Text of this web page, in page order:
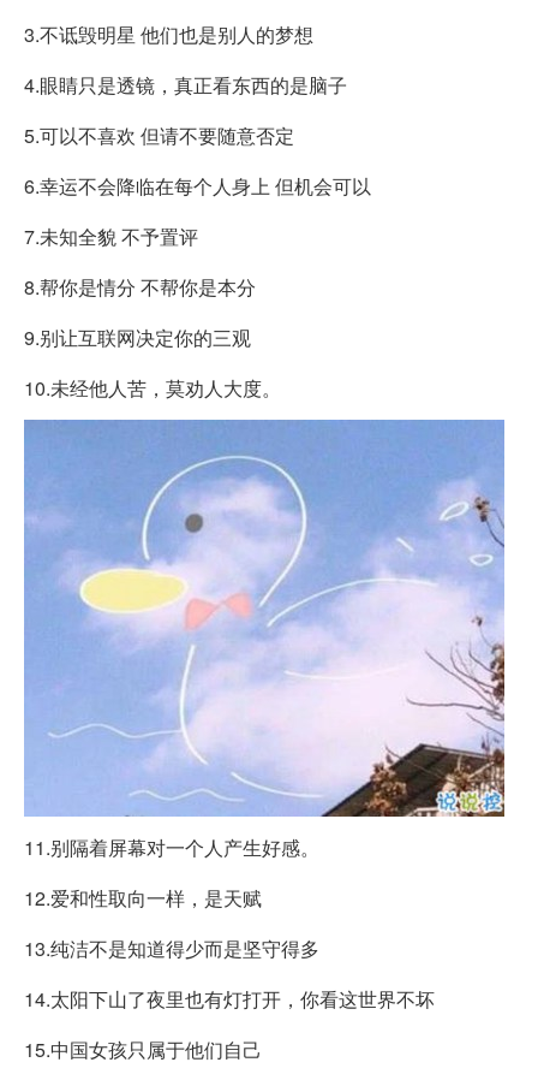
3.不诋毁明星 他们也是别人的梦想
4.眼睛只是透镜，真正看东西的是脑子
5.可以不喜欢 但请不要随意否定
6.幸运不会降临在每个人身上 但机会可以
7.未知全貌 不予置评
8.帮你是情分 不帮你是本分
9.别让互联网决定你的三观
10.未经他人苦，莫劝人大度。
11.别隔着屏幕对一个人产生好感。
12.爱和性取向一样，是天赋
13.纯洁不是知道得少而是坚守得多
14.太阳下山了夜里也有灯打开，你看这世界不坏
15.中国女孩只属于他们自己